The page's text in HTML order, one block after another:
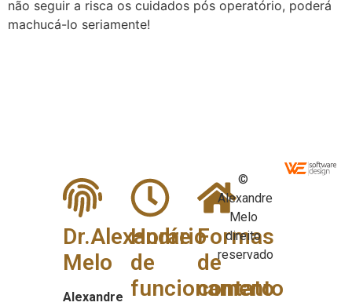
não seguir a risca os cuidados pós operatório, poderá
machucá-lo seriamente!
Dr.Alexandre
Melo
Alexandre
Horário
de
funcionamento
Formas
de
contato
©
Alexandre
Melo
direito
reservado